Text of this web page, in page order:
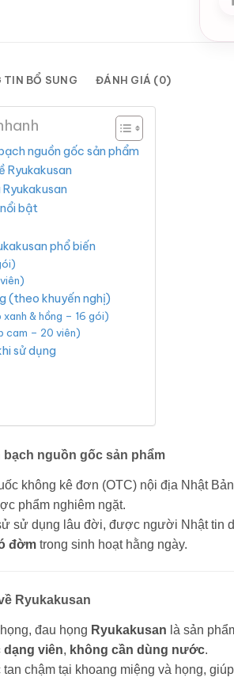
TIN BỔ SUNG ĐÁNH GIÁ (0)
nguồn gốc sản phẩm
Ryukakusan
bật
phổ biến
(theo khuyến nghị)
& hồng – 16 gói)
cam – 20 viên)
sử dụng
nguồn gốc sản phẩm
không kê đơn (OTC) nội địa Nhật
phẩm nghiêm ngặt.
sử dụng lâu đời, được người Nhật tin
đờmtrong sinh hoạt hằng ngày.
Ryukakusan
đau họng Ryukakusan là sản
dạng viên, không cần dùng nước.
tan chậm tại khoang miệng và họng,